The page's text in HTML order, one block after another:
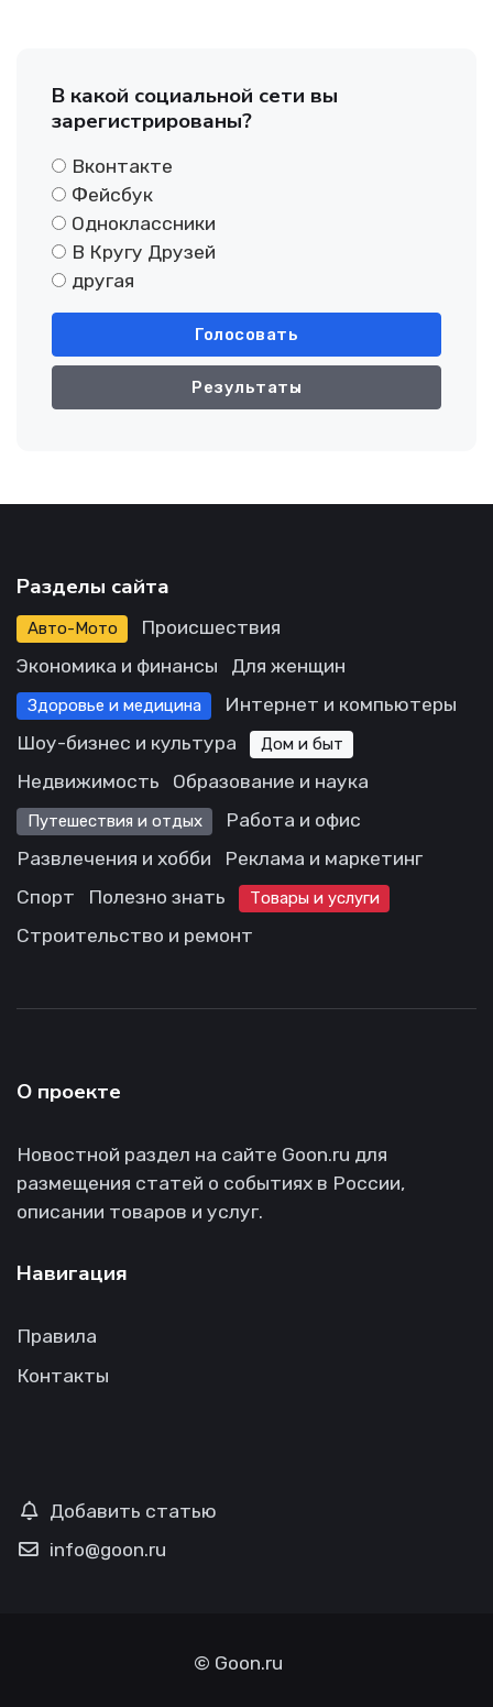
В какой социальной сети вы
зарегистрированы?
Вконтакте
Фейсбук
Одноклассники
В Кругу Друзей
другая
Голосовать
Результаты
Разделы сайта
Авто-Мото
Происшествия
Экономика и финансы
Для женщин
Здоровье и медицина
Интернет и компьютеры
Шоу-бизнес и культура
Дом и быт
Недвижимость Образование и наука
Путешествия и отдых
Работа и офис
Развлечения и хобби
Реклама и маркетинг
Спорт
Полезно знать Товары и услуги
Строительство и ремонт
О проекте
Новостной раздел на сайте Goon.ru для
размещения статей о событиях в России,
описании товаров и услуг.
Навигация
Правила
Контакты
Добавить статью
info@goon.ru
© Goon.ru